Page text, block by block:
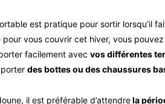
est pratique pour sortir lorsqu’il
vous couvrir cet hiver, vous
facilement avec vos différentes
des bottes ou des chaussures
il est préférable d’attendrela